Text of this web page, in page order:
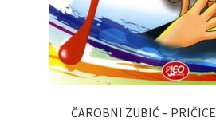
ČAROBNI ZUBIĆ –